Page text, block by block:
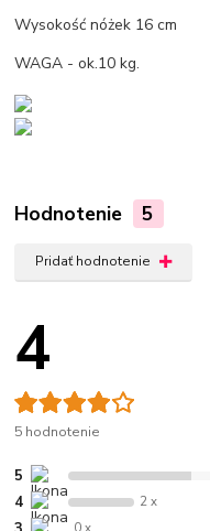
Wysokość nóżek 16 cm
WAGA - ok.10 kg.
Hodnotenie 5
Pridať hodnotenie
4
5 hodnotenie
5
4 2 x